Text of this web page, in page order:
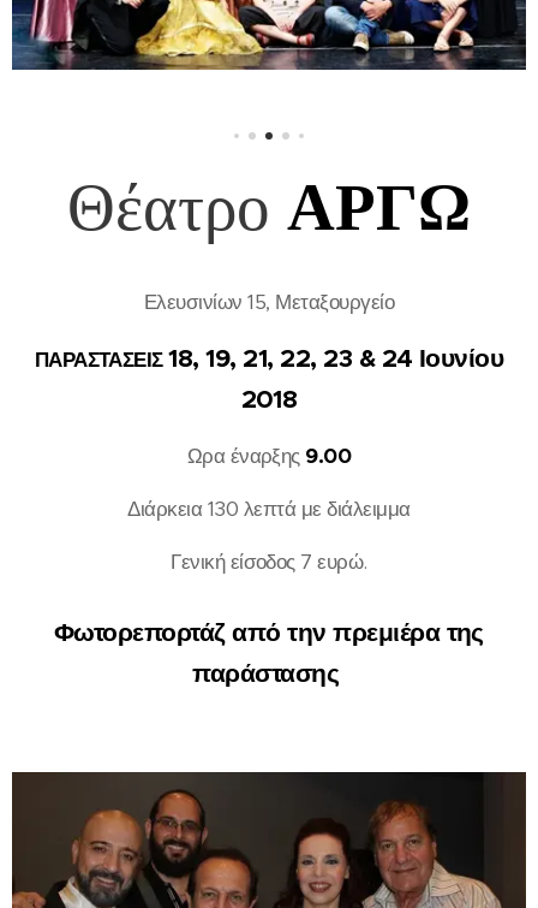
Θέατρο ΑΡΓΩ
Ελευσινίων 15, Μεταξουργείο
ΠΑΡΑΣΤΑΣΕΙΣ 18, 19, 21, 22, 23 & 24 Ιουνίου
2018
Ωρα έναρξης 9.00
Διάρκεια 130 λεπτά με διάλειμμα
Γενική είσοδος 7 ευρώ.
Φωτορεπορτάζ από την πρεμιέρα της
παράστασης